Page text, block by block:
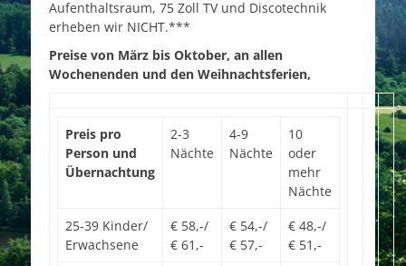
Aufenthaltsraum, 75 Zoll TV und Discotechnik
erheben wir NICHT.***
Preise von März bis Oktober, an allen
Wochenenden und den Weihnachtsferien,
Preis pro
Person und
Übernachtung
2-3
Nächte
4-9
Nächte
10
oder
mehr
Nächte
25-39 Kinder/
Erwachsene
€ 58,-/
€ 61,-
€ 54,-/
€ 57,-
€ 48,-/
€ 51,-